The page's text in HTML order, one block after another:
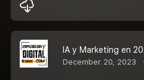
December 20, 2023